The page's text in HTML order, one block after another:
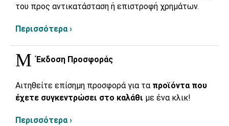
του προς αντικατάσταση ή επιστροφή χρημάτων.
Περισσότερα ›
Έκδοση Προσφοράς
Αιτηθείτε επίσημη προσφορά για τα προϊόντα που
έχετε συγκεντρώσει στο καλάθι με ένα κλικ!
Περισσότερα ›